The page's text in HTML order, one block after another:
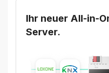
Ihr neuer All-in-
Server.